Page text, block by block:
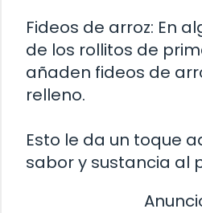
Fideos de arroz: En
de los rollitos de
añaden fideos de
relleno.
Esto le da un toque
sabor y sustancia al